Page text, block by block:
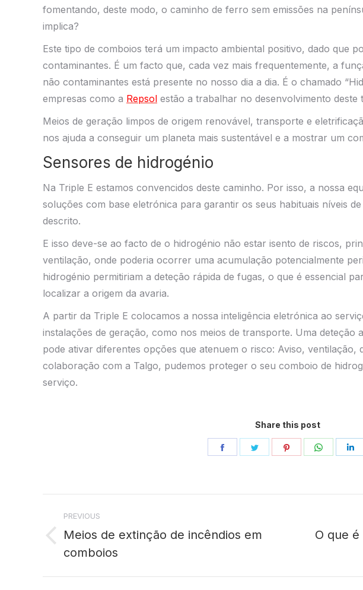
fomentando, deste modo, o caminho de ferro sem emissões na
implica?
Este tipo de comboios terá um impacto ambiental positivo, dado que
contaminantes. É um facto que, cada vez mais frequentemente, a
não contaminantes está presente no nosso dia a dia. É o chamado
empresas como a Repsol estão a trabalhar no desenvolvimento deste
Meios de geração limpos de origem renovável, transporte e
nos ajuda a conseguir um planeta mais sustentável e a mostrar um
Sensores de hidrogénio
Na Triple E estamos convencidos deste caminho. Por isso, a nossa
soluções com base eletrónica para garantir os seus habituais níveis
descrito.
E isso deve-se ao facto de o hidrogénio não estar isento de riscos,
ventilação, onde poderia ocorrer uma acumulação potencialmente
hidrogénio permitiriam a deteção rápida de fugas, o que é essencial
localizar a origem da avaria.
A partir da Triple E colocamos a nossa inteligência eletrónica ao
instalações de geração, como nos meios de transporte. Uma deteção
pode ativar diferentes opções que atenuem o risco: Aviso,
colaboração com a Talgo, pudemos proteger o seu comboio de
serviço.
Share this post
Share
Share
Share
Share
Post
navigation
PREVIOUS
post:
Meios de extinção de incêndios em
comboios
O que é